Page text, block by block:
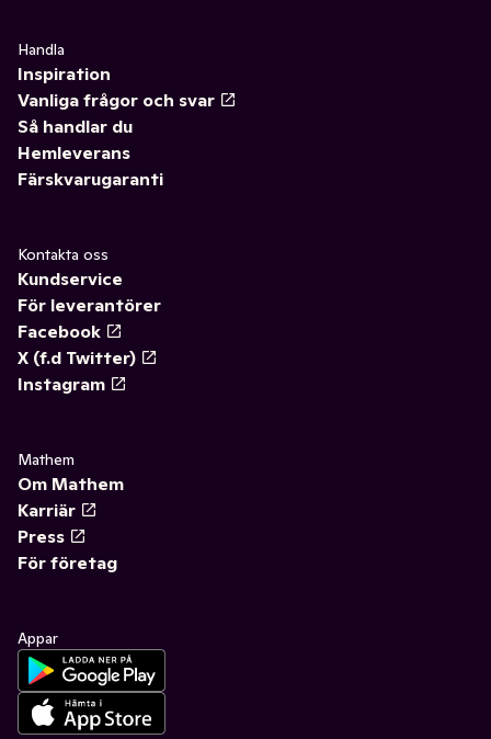
Handla
Inspiration
Vanliga frågor och svar
Så handlar du
Hemleverans
Färskvarugaranti
Kontakta oss
Kundservice
För leverantörer
Facebook
X (f.d Twitter)
Instagram
Mathem
Om Mathem
Karriär
Press
För företag
Appar